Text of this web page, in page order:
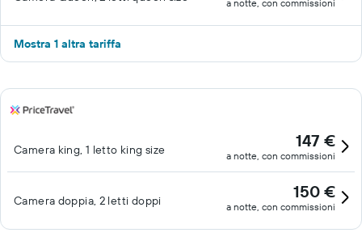
a notte, con commissioni
Mostra 1 altra tariffa
Camera king, 1 letto king size 147 €
a notte, con commissioni
Camera doppia, 2 letti doppi 150 €
a notte, con commissioni